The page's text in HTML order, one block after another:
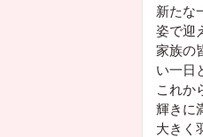
新たな
姿で迎
家族の
い一日
これか
輝きに
大きく